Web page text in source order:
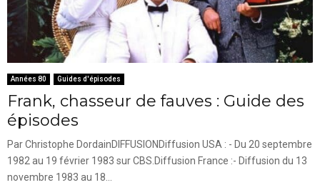
Années 80 Guides d'épisodes
Frank, chasseur de fauves : Guide des
épisodes
Par Christophe DordainDIFFUSIONDiffusion USA : - Du 20 septembre
1982 au 19 février 1983 sur CBS.Diffusion France :- Diffusion du 13
novembre 1983 au 18...